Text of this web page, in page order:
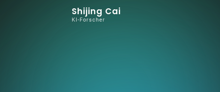
Shijing Cai
KI-Forscher